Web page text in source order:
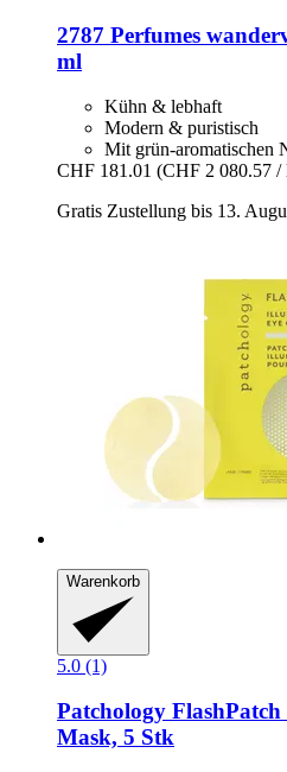
2787 Perfumes
ml
Kühn & lebhaft
Modern & puristisch
Mit grün-aromatischen
CHF 181.01 (CHF 2 080.57 /
Gratis Zustellung bis 13.
Warenkorb
5.0 (1)
Patchology
Mask, 5 Stk